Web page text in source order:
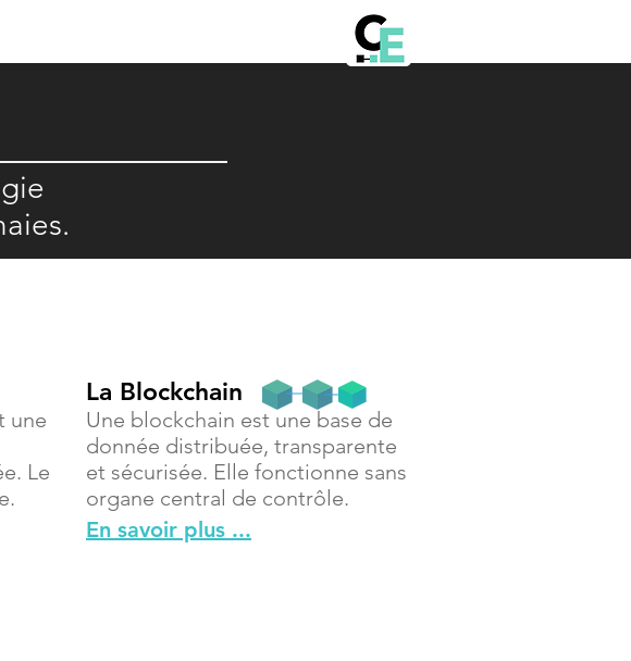
une
Le
La Blockchain
Une blockchain est une base de
donnée distribuée, transparente
et sécurisée. Elle fonctionne sans
organe central de contrôle.
En savoir plus ...